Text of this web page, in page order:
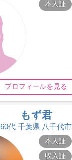
本人証
プロフィールを見る
もず君
60代 千葉県 八千代市
本人証
収入証